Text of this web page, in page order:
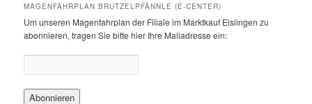
MAGENFAHRPLAN BRUTZELPFÄNNLE (E-CENTER)
Um unseren Magenfahrplan der Filiale im Marktkauf Eislingen zu
abonnieren, tragen Sie bitte hier Ihre Mailadresse ein: